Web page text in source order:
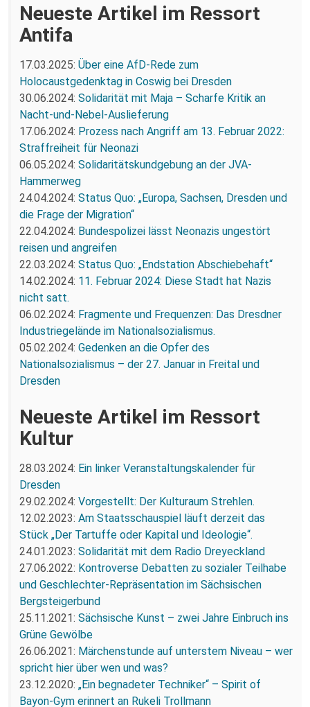
Neueste Artikel im Ressort
Antifa
17.03.2025: Über eine AfD-Rede zum
Holocaustgedenktag in Coswig bei Dresden
30.06.2024: Solidarität mit Maja – Scharfe Kritik an
Nacht-und-Nebel-Auslieferung
17.06.2024: Prozess nach Angriff am 13. Februar 2022:
Straffreiheit für Neonazi
06.05.2024: Solidaritätskundgebung an der JVA-
Hammerweg
24.04.2024: Status Quo: „Europa, Sachsen, Dresden und
die Frage der Migration“
22.04.2024: Bundespolizei lässt Neonazis ungestört
reisen und angreifen
22.03.2024: Status Quo: „Endstation Abschiebehaft“
14.02.2024: 11. Februar 2024: Diese Stadt hat Nazis
nicht satt.
06.02.2024: Fragmente und Frequenzen: Das Dresdner
Industriegelände im Nationalsozialismus.
05.02.2024: Gedenken an die Opfer des
Nationalsozialismus – der 27. Januar in Freital und
Dresden
Neueste Artikel im Ressort
Kultur
28.03.2024: Ein linker Veranstaltungskalender für
Dresden
29.02.2024: Vorgestellt: Der Kulturaum Strehlen.
12.02.2023: Am Staatsschauspiel läuft derzeit das
Stück „Der Tartuffe oder Kapital und Ideologie“.
24.01.2023: Solidarität mit dem Radio Dreyeckland
27.06.2022: Kontroverse Debatten zu sozialer Teilhabe
und Geschlechter-Repräsentation im Sächsischen
Bergsteigerbund
25.11.2021: Sächsische Kunst – zwei Jahre Einbruch ins
Grüne Gewölbe
26.06.2021: Märchenstunde auf unterstem Niveau – wer
spricht hier über wen und was?
23.12.2020: „Ein begnadeter Techniker“ – Spirit of
Bayon-Gym erinnert an Rukeli Trollmann